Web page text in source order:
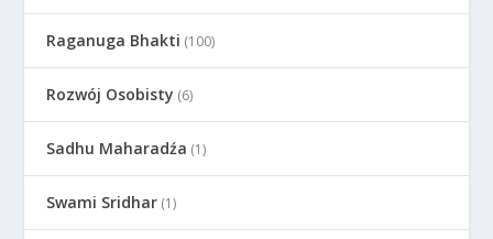
Raganuga Bhakti (100)
Rozwój Osobisty (6)
Sadhu Maharadźa (1)
Swami Sridhar (1)